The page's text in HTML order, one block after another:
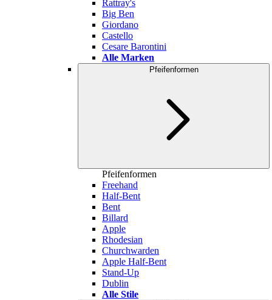
Rattray's
Big Ben
Giordano
Castello
Cesare Barontini
Alle Marken
Pfeifenformen
Pfeifenformen
Freehand
Half-Bent
Bent
Billard
Apple
Rhodesian
Churchwarden
Apple Half-Bent
Stand-Up
Dublin
Alle Stile